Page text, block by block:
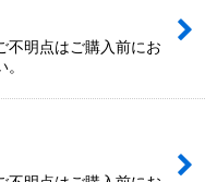
不明点はご購入前にお